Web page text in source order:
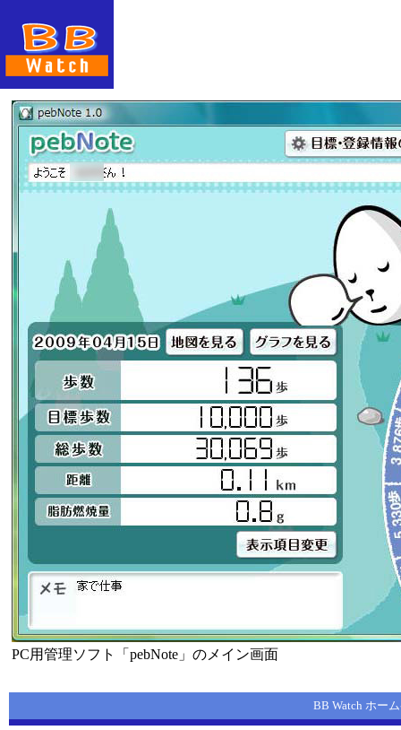
PC用管理ソフト「pebNote」のメイン画面
BB Watch ホー